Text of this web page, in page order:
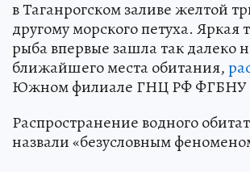
в Таганрогском заливе желтой
другому морского петуха. Яркая
рыба впервые зашла так далеко
ближайшего места обитания,
Южном филиале ГНЦ РФ
Распространение водного
назвали «безусловным